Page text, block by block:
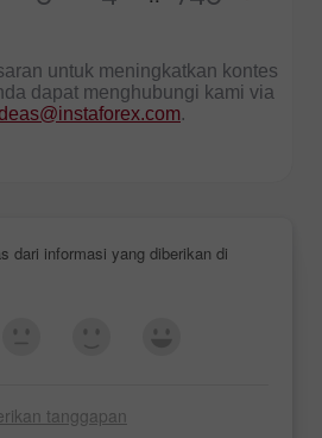
untuk meningkatkan kontes
dapat menghubungi kami via
.
dari informasi yang diberikan di
tanggapan